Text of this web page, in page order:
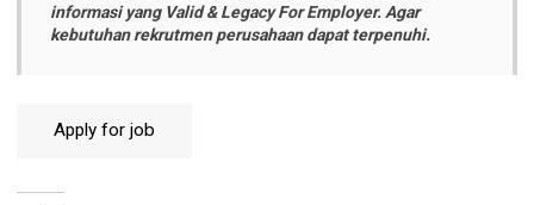
informasi yang Valid & Legacy For Employer. Agar
kebutuhan rekrutmen perusahaan dapat terpenuhi.